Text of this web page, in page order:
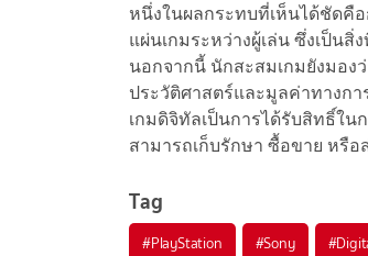
หนึ่งในผลกระทบที่เห็นได้ชัดคื
แผ่นเกมระหว่างผู้เล่น ซึ่งเป็น
นอกจากนี้ นักสะสมเกมยังมอง
ประวัติศาสตร์และมูลค่าทางกา
เกมดิจิทัลเป็นการได้รับสิทธิ์ใน
สามารถเก็บรักษา ซื้อขาย หรือ
Tag
#PlayStation #Sony #